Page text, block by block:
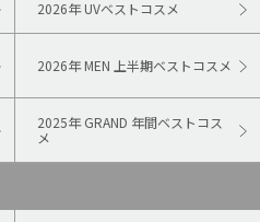
2026年 UVベストコスメ
2026年 MEN 上半期ベストコスメ
2025年 GRAND 年間ベストコス
メ